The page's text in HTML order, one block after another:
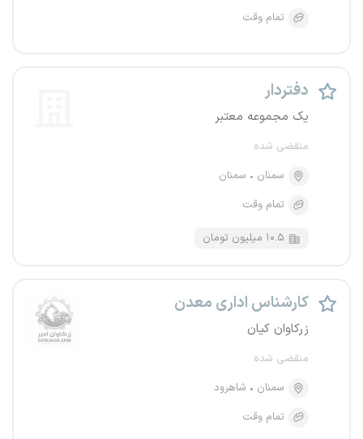
تمام وقت
دفتردار
یک مجموعه معتبر
منقضی شده
سمنان
سمنان
تمام وقت
۱۰.۵ میلیون تومان
کارشناس اداری معدن
زرکاوان کیان
منقضی شده
سمنان
شاهرود
تمام وقت